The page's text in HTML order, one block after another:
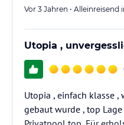
Vor 3 Jahren • Alleinreisend
Utopia ,
Utopia , einfach klasse ,
gebaut wurde , top